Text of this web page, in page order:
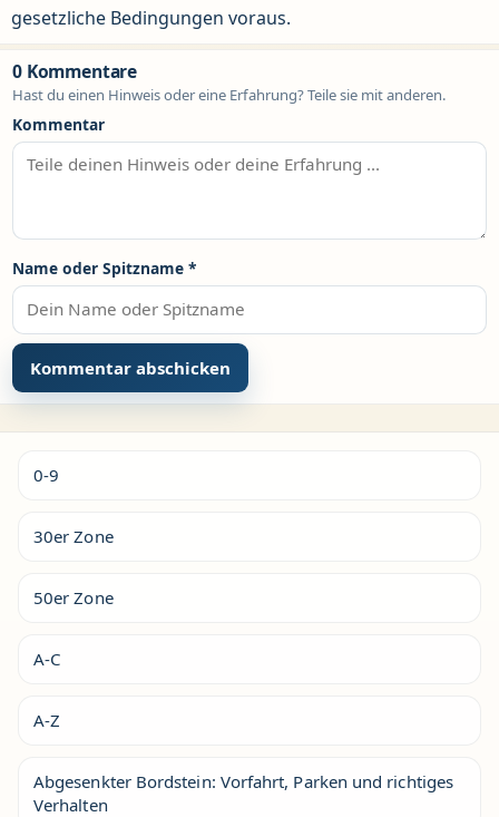
gesetzliche Bedingungen voraus.
0 Kommentare
Hast du einen Hinweis oder eine Erfahrung? Teile sie mit anderen.
Kommentar
Name oder Spitzname *
0-9
30er Zone
50er Zone
A-C
A-Z
Abgesenkter Bordstein: Vorfahrt, Parken und richtiges
Verhalten